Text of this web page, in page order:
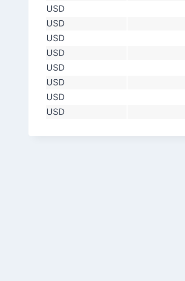
USD
USD
USD
USD
USD
USD
USD
USD